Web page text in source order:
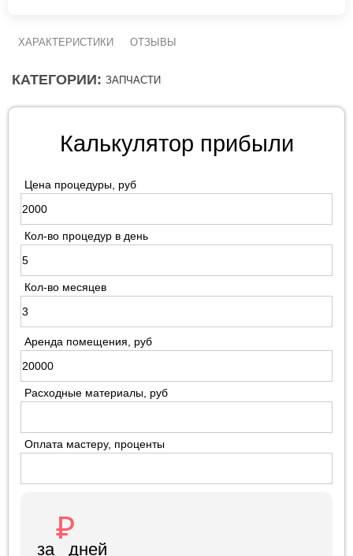
ХАРАКТЕРИСТИКИ ОТЗЫВЫ
КАТЕГОРИИ: ЗАПЧАСТИ
Калькулятор прибыли
Цена процедуры, руб
Кол-во процедур в день
Кол-во месяцев
Аренда помещения, руб
Расходные материалы, руб
Оплата мастеру, проценты